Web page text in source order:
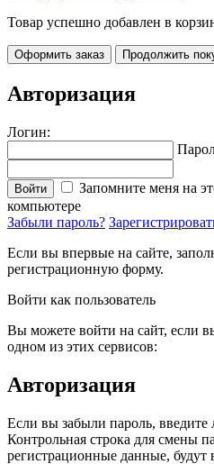
Товар успешно добавлен в
Оформить заказ Продолжить
Авторизация
Логин:
Войти
Запомните меня на
компьютере
Забыли пароль?
Если вы впервые на сайте,
регистрационную форму.
Войти как пользователь
Вы можете войти на сайт, если
одном из этих сервисов:
Авторизация
Если вы забыли пароль,
Контрольная строка для смены
регистрационные данные,